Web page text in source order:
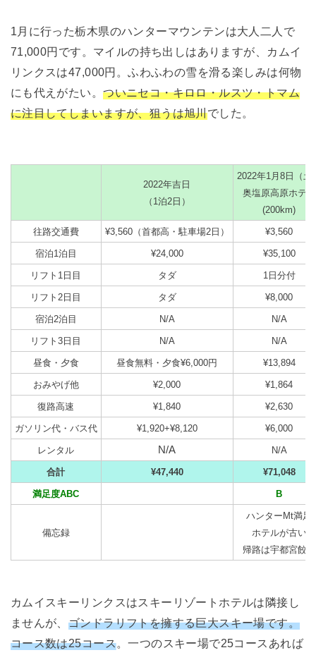
1月に行った栃木県のハンターマウンテンは大人二人で
71,000円です。マイルの持ち出しはありますが、カムイ
リンクスは47,000円。ふわふわの雪を滑る楽しみは何物
にも代えがたい。ついニセコ・キロロ・ルスツ・トマム
に注目してしまいますが、狙うは旭川でした。
2022年吉日
（1泊2日）
2022年1月8日（土
奥塩原高原ホテル
(200km)
往路交通費 ¥3,560（首都高・駐車場2日） ¥3,560
宿泊1泊目 ¥24,000 ¥35,100
リフト1日目 タダ 1日分付
リフト2日目 タダ ¥8,000
宿泊2泊目 N/A N/A
リフト3日目 N/A N/A
昼食・夕食 昼食無料・夕食¥6,000円 ¥13,894
おみやげ他 ¥2,000 ¥1,864
復路高速 ¥1,840 ¥2,630
ガソリン代・バス代 ¥1,920+¥8,120 ¥6,000
レンタル N/A N/A
合計 ¥47,440 ¥71,048
満足度ABC B
備忘録
ハンターMt満足
ホテルが古い
帰路は宇都宮餃子
カムイスキーリンクスはスキーリゾートホテルは隣接し
ませんが、 ゴンドラリフトを擁する巨大スキー場です。
コース数は25コース。一つのスキー場で25コースあれば